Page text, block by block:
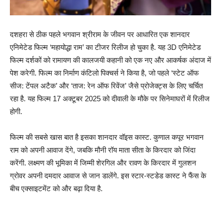
दशहरा से ठीक पहले भगवान श्रीराम के जीवन पर आधारित एक शानदार
एनिमेटेड फिल्म ‘महायोद्धा राम’ का टीजर रिलीज हो चुका है. यह 3D एनिमेटेड
फिल्म दर्शकों को रामायण की कालजयी कहानी को एक नए और आकर्षक अंदाज में
पेश करेगी. फिल्म का निर्माण कंटिलो पिक्चर्स ने किया है, जो पहले ‘स्टेट ऑफ
सीज: टेंपल अटैक’ और ‘ताज: रेन ऑफ रिवेंज’ जैसे प्रोजेक्ट्स के लिए चर्चित
रहा है. यह फिल्म 17 अक्टूबर 2025 को दीवाली के मौके पर सिनेमाघरों में रिलीज
होगी.
फिल्म की सबसे खास बात है इसका शानदार वॉइस कास्ट. कुणाल कपूर भगवान
राम को अपनी आवाज देंगे, जबकि मौनी रॉय माता सीता के किरदार को जिंदा
करेंगी. लक्ष्मण की भूमिका में जिम्मी शेरगिल और रावण के किरदार में गुलशन
ग्रोवर अपनी दमदार आवाज से जान डालेंगे. इस स्टार-स्टडेड कास्ट ने फैंस के
बीच एक्साइटमेंट को और बढ़ा दिया है.